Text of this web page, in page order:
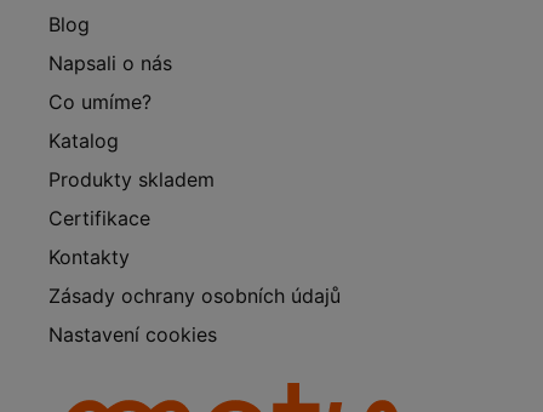
Blog
Napsali o nás
Co umíme?
Katalog
Produkty skladem
Certifikace
Kontakty
Zásady ochrany osobních údajů
Nastavení cookies